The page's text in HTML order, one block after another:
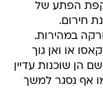
הפתע של
חירום.
במהירות.
או ואן גוך
הן שוכנות עדיין
אף נסגר למשך